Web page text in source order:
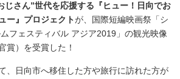
じさん”世代を応援する『ヒュー！日向でお
ー』プロジェクトが、国際短編映画祭「シ
フェスティバル アジア2019」の観光映像
賞）を受賞した！
、日向市へ移住した方や旅行に訪れた方が